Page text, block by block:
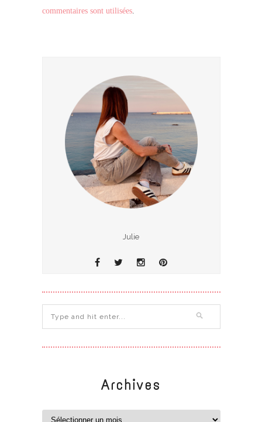
commentaires sont utilisées.
Julie
Archives